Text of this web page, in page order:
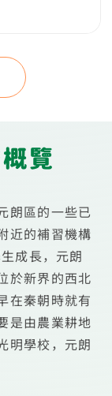
覽
朗區的一些已
近的補習機構
成長，元朗
於新界的西北
在秦朝時就有
是由農業耕地
明學校，元朗